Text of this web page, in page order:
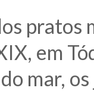
em
mar,